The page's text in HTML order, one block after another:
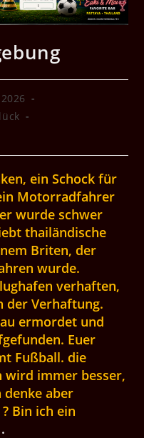
ein Schock für
Motorradfahrer
wurde schwer
thailändische
Briten, der
wurde.
verhaften,
der Verhaftung.
ermordet und
Euer
Fußball. die
wird immer besser,
denke aber
Bin ich ein